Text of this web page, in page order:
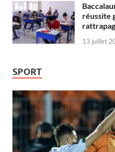
réussite
13 juillet
SPORT